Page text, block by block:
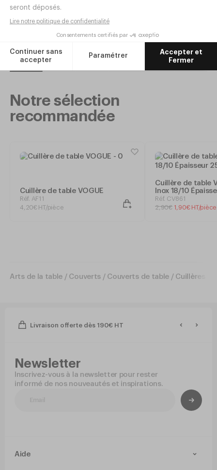
Notre sélection
recommandée
Cuillère de table VOGUE
Réf. AF11
4 20€ HT/pièce
Cuillère de table
Inox 18/10
Réf. CV861
2,90€ 1 90€ HT/pièce
Arts de la table / Couverts / Couverts de table / Cuillères
Livraison offerte dès 190€ HT
Newsletter
Inscrivez-vous à la newsletter pour rester
informé de nos nouveautés et inspirations.
Aide